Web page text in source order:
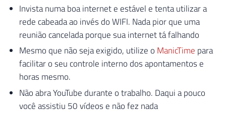
Invista numa boa internet e estável e tenta utilizar a
rede cabeada ao invés do WIFI. Nada pior que uma
reunião cancelada porque sua internet tá falhando
Mesmo que não seja exigido, utilize o ManicTime para
facilitar o seu controle interno dos apontamentos e
horas mesmo.
Não abra YouTube durante o trabalho. Daqui a pouco
você assistiu 50 vídeos e não fez nada